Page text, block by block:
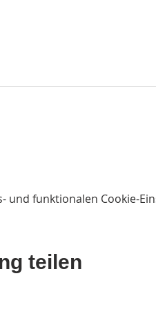
und funktionalen Cookie-
teilen